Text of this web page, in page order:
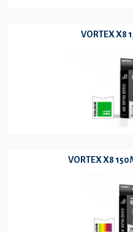
VORTEX X8
VORTEX X8